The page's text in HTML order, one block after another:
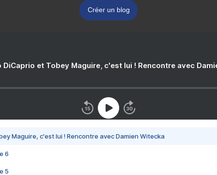
Créer un blog
DiCaprio et Tobey Maguire, c'est lui ! Rencontre avec
Maguire, c'est lui ! Rencontre avec Damien Witecka
6
5